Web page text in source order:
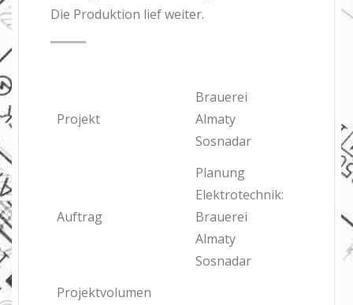
Die Produktion lief weiter.
Projekt
Brauerei
Almaty
Sosnadar
Auftrag
Planung
Elektrotechnik:
Brauerei
Almaty
Sosnadar
Projektvolumen